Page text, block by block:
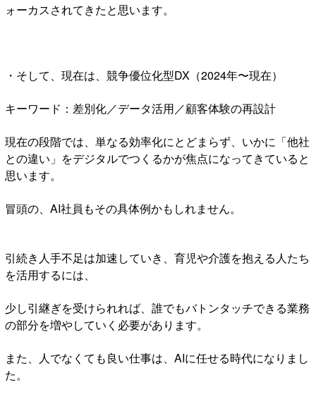
ォーカスされてきたと思います。
・そして、現在は、競争優位化型DX（2024年〜現在）
キーワード：差別化／データ活用／顧客体験の再設計
現在の段階では、単なる効率化にとどまらず、いかに「他社
との違い」をデジタルでつくるかが焦点になってきていると
思います。
冒頭の、AI社員もその具体例かもしれません。
引続き人手不足は加速していき、育児や介護を抱える人たち
を活用するには、
少し引継ぎを受けられれば、誰でもバトンタッチできる業務
の部分を増やしていく必要があります。
また、人でなくても良い仕事は、AIに任せる時代になりまし
た。